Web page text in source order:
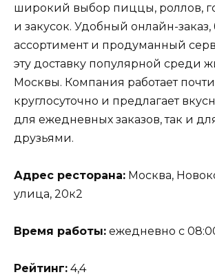
широкий выбор пиццы, роллов,
и закусок. Удобный онлайн-
ассортимент и продуманный
эту доставку популярной среди
Москвы. Компания работает почти
круглосуточно и предлагает
для ежедневных заказов, так и
друзьями.
Адрес ресторана: Москва,
улица, 20к2
Время работы: ежедневно с
Рейтинг: 4,4